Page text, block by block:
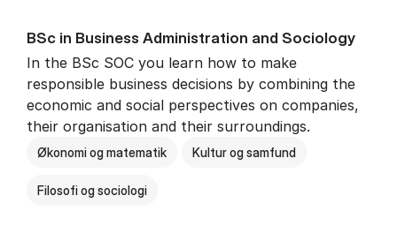
BSc in Busi­ness Ad­min­is­tra­tion and So­ci­ology
In the BSc SOC you learn how to make
responsible business decisions by combining the
economic and social perspectives on companies,
their organisation and their surroundings.
Økonomi og matematik Kultur og samfund
Filosofi og sociologi